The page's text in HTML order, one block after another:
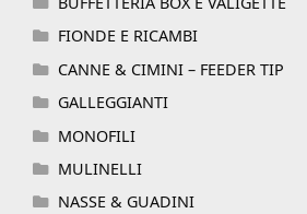
FIONDE E RICAMBI
CANNE & CIMINI – FEEDER TIP
GALLEGGIANTI
MONOFILI
MULINELLI
NASSE & GUADINI